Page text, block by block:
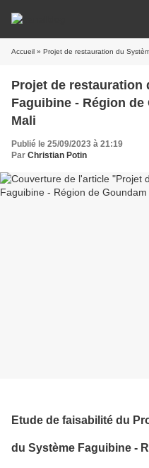
Accueil » Projet de restauration du Système du
Projet de restauration
Faguibine - Région
Mali
Publié le 25/09/2023 à 21:19
Par Christian Potin
Etude de faisabilité du
du Système Faguibine -